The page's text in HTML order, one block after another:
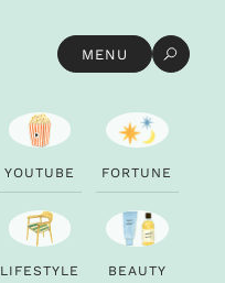
MENU
YOUTU B E FORTU N E
LI FESTYLE B EAUTY